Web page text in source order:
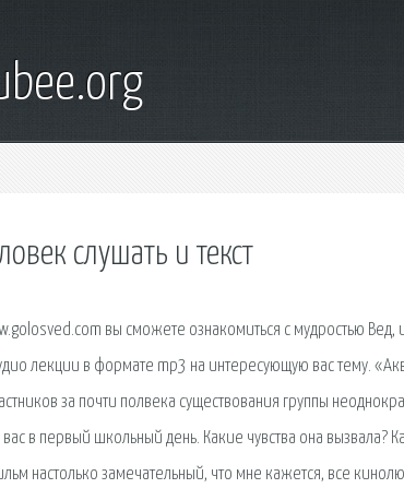
слушать и текст
вы сможете ознакомиться с мудростью Вед,
лекции в формате mp3 на интересующую вас тему.
за почти полвека существования группы
в первый школьный день. Какие чувства она вызвала?
настолько замечательный, что мне кажется, все